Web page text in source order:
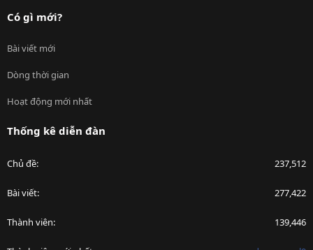
Có gì mới?
Bài viết mới
Dòng thời gian
Hoạt động mới nhất
Thống kê diễn đàn
Chủ đề 237,512
Bài viết 277,422
Thành viên 139,446